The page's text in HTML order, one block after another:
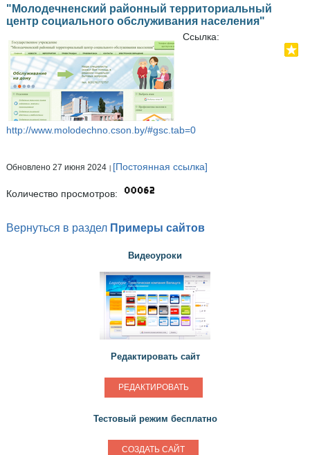
"Молодечненский районный территориальный
центр социального обслуживания населения"
Ссылка:
http://www.molodechno.cson.by/#gsc.tab=0
Обновлено 27 июня 2024 [Постоянная ссылка]
Количество просмотров:
Вернуться в раздел Примеры сайтов
Видеоуроки
Редактировать сайт
РЕДАКТИРОВАТЬ
Тестовый режим бесплатно
СОЗДАТЬ САЙТ